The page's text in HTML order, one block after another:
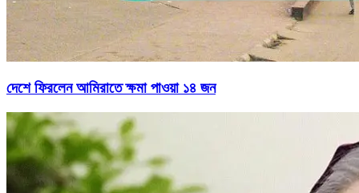
দেশে ফিরলেন আমিরাতে ক্ষমা পাওয়া ১৪ জন